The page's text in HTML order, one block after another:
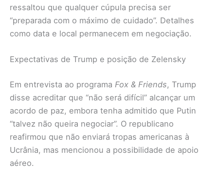
ressaltou que qualquer cúpula precisa ser
“preparada com o máximo de cuidado”. Detalhes
como data e local permanecem em negociação.
Expectativas de Trump e posição de Zelensky
Em entrevista ao programa Fox & Friends, Trump
disse acreditar que “não será difícil” alcançar um
acordo de paz, embora tenha admitido que Putin
“talvez não queira negociar”. O republicano
reafirmou que não enviará tropas americanas à
Ucrânia, mas mencionou a possibilidade de apoio
aéreo.